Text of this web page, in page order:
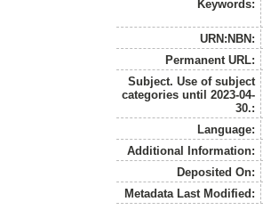
Keywords:
URN:NBN:
Permanent URL:
Subject. Use of subject
categories until 2023-04-
30.:
Language:
Additional Information:
Deposited On:
Metadata Last Modified: